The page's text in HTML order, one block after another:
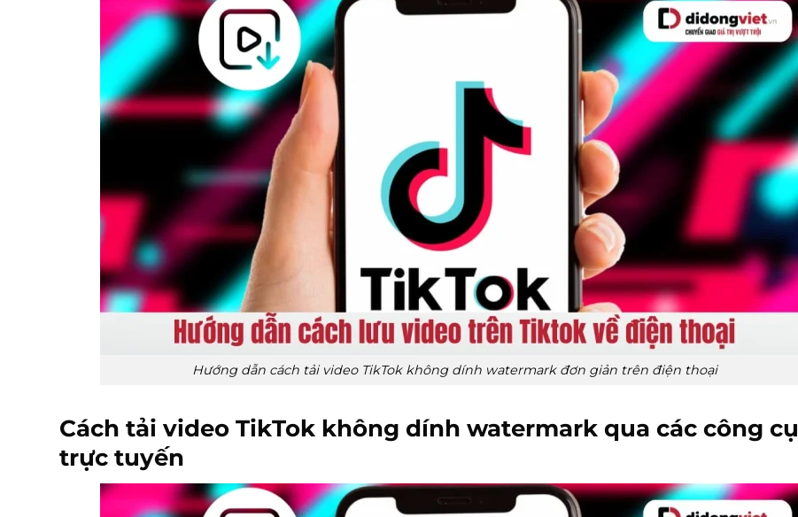
Hướng dẫn cách tải video TikTok không dính watermark đơn giản trên điện thoại
Cách tải video TikTok không dính watermark qua các công cụ
trực tuyến